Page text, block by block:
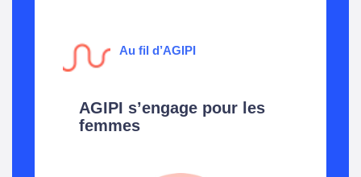
Au fil d’AGIPI
AGIPI s’engage pour les
femmes